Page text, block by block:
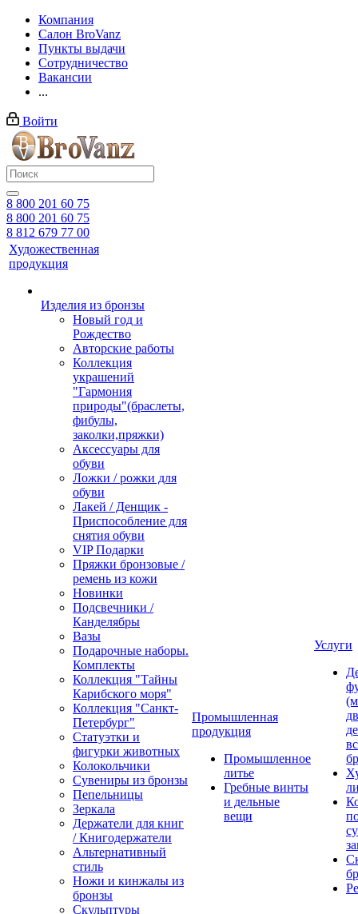
Компания
Салон BroVanz
Пункты выдачи
Сотрудничество
Вакансии
...
Войти
8 800 201 60 75
8 800 201 60 75
8 812 679 77 00
Художественная
продукция
Изделия из бронзы
Новый год и
Рождество
Авторские работы
Коллекция
украшений
"Гармония
природы"(браслеты,
фибулы,
заколки,пряжки)
Аксессуары для
обуви
Ложки / рожки для
обуви
Лакей / Денщик -
Приспособление для
снятия обуви
VIP Подарки
Пряжки бронзовые /
ремень из кожи
Новинки
Подсвечники /
Канделябры
Вазы
Подарочные наборы.
Комплекты
Коллекция "Тайны
Карибского моря"
Коллекция "Санкт-
Петербург"
Статуэтки и
фигурки животных
Колокольчики
Сувениры из бронзы
Пепельницы
Зеркала
Держатели для книг
/ Книгодержатели
Альтернативный
стиль
Ножи и кинжалы из
бронзы
Скульптуры
Промышленная
продукция
Промышленное
литье
Гребные винты
и дельные
вещи
Услуги